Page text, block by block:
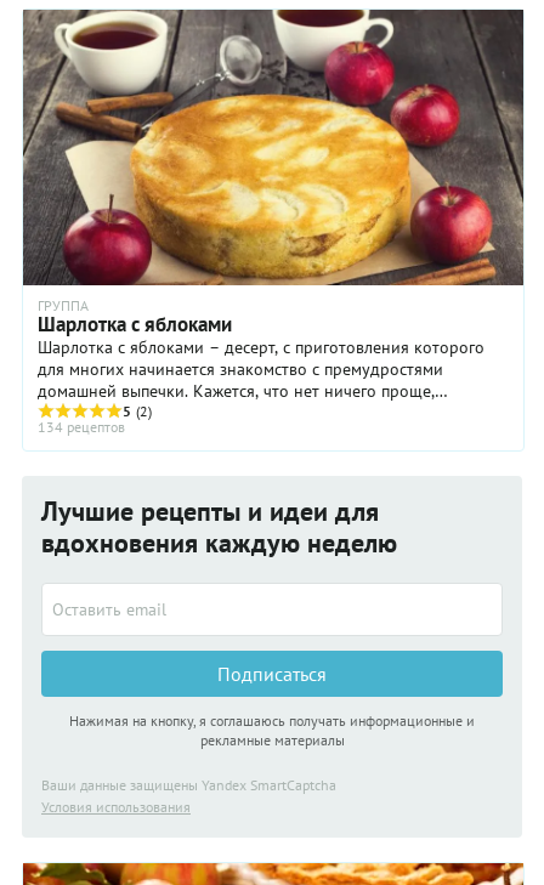
ГРУППА
Шарлотка с яблоками
Шарлотка с яблоками – десерт, с приготовления которого
для многих начинается знакомство с премудростями
домашней выпечки. Кажется, что нет ничего проще,
достаточно нарезать яблоки, залить их самым ...
5 (2)
134 рецептов
Лучшие рецепты и идеи для
вдохновения каждую неделю
Подписаться
Нажимая на кнопку, я соглашаюсь получать информационные и
рекламные материалы
Ваши данные защищены Yandex SmartCaptcha
Условия использования